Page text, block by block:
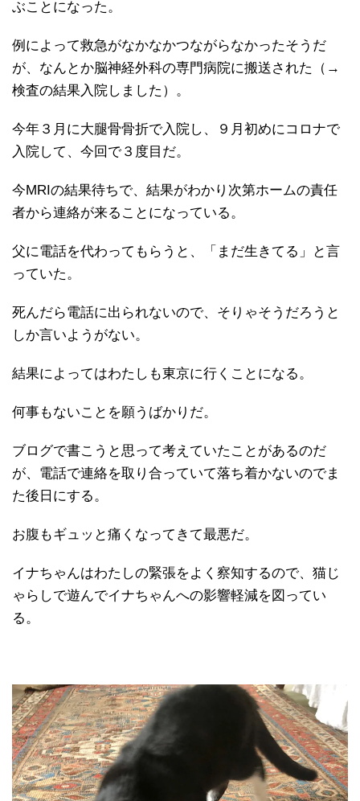
ぶことになった。
例によって救急がなかなかつながらなかったそうだ
が、なんとか脳神経外科の専門病院に搬送された（→
検査の結果入院しました）。
今年３月に大腿骨骨折で入院し、９月初めにコロナで
入院して、今回で３度目だ。
今MRIの結果待ちで、結果がわかり次第ホームの責任
者から連絡が来ることになっている。
父に電話を代わってもらうと、「まだ生きてる」と言
っていた。
死んだら電話に出られないので、そりゃそうだろうと
しか言いようがない。
結果によってはわたしも東京に行くことになる。
何事もないことを願うばかりだ。
ブログで書こうと思って考えていたことがあるのだ
が、電話で連絡を取り合っていて落ち着かないのでま
た後日にする。
お腹もギュッと痛くなってきて最悪だ。
イナちゃんはわたしの緊張をよく察知するので、猫じ
ゃらしで遊んでイナちゃんへの影響軽減を図ってい
る。